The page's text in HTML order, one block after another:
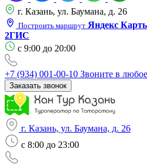
г. Казань, ул. Баумана, д. 26
Построить маршрут Яндекс
2ГИС
с 9:00 до 20:00
+7 (934) 001-00-10 Звоните в
Заказать звонок
г. Казань, ул. Баумана, д. 26
c 8:00 до 23:00